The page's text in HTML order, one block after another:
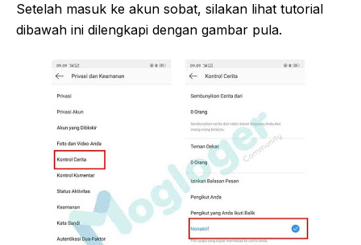
Setelah masuk ke akun sobat, silakan lihat tutorial
dibawah ini dilengkapi dengan gambar pula.